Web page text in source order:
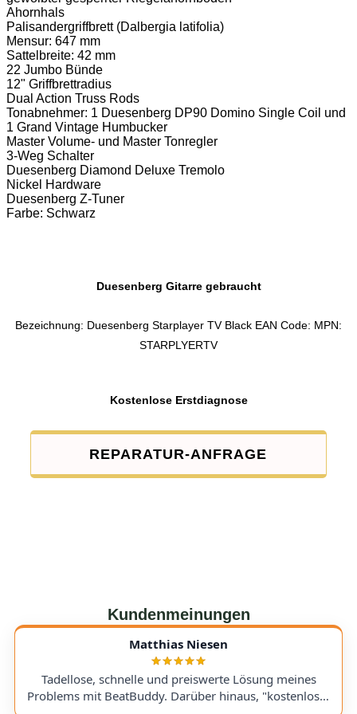
Ahornhals
Palisandergriffbrett (Dalbergia latifolia)
Mensur: 647 mm
Sattelbreite: 42 mm
22 Jumbo Bünde
12" Griffbrettradius
Dual Action Truss Rods
Tonabnehmer: 1 Duesenberg DP90 Domino Single Coil und
1 Grand Vintage Humbucker
Master Volume- und Master Tonregler
3-Weg Schalter
Duesenberg Diamond Deluxe Tremolo
Nickel Hardware
Duesenberg Z-Tuner
Farbe: Schwarz
Duesenberg Gitarre gebraucht
Bezeichnung: Duesenberg Starplayer TV Black EAN Code: MPN:
STARPLYERTV
Kostenlose Erstdiagnose
REPARATUR-ANFRAGE
Kundenmeinungen
Matthias Niesen
Tadellose, schnelle und preiswerte Lösung meines
Problems mit BeatBuddy. Darüber hinaus, "kostenloser